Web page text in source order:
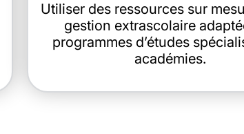
Utiliser des ressources sur
gestion extrascolaire
programmes d’études
académies.